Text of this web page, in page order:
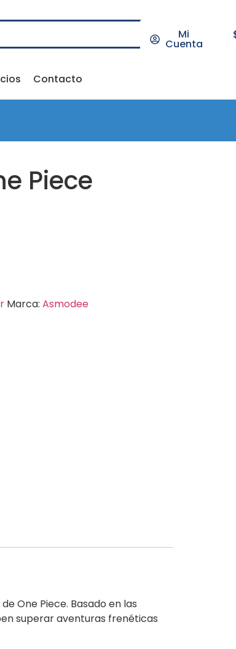
Mi
Cuenta
Contacto
Piece
Marca: Asmodee
One Piece. Basado en las
superar aventuras frenéticas